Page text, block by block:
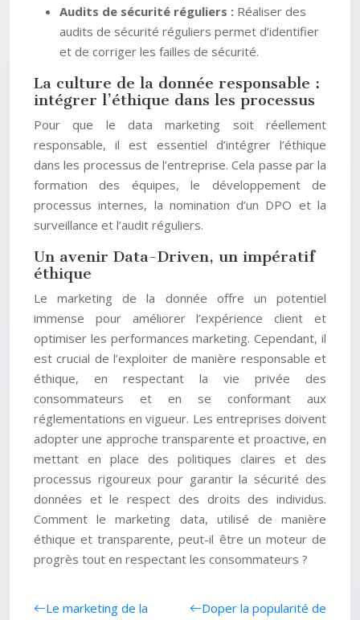
Audits de sécurité réguliers : Réaliser des
audits de sécurité réguliers permet d’identifier
et de corriger les failles de sécurité.
La culture de la donnée responsable :
intégrer l’éthique dans les processus
Pour que le data marketing soit réellement
responsable, il est essentiel d’intégrer l’éthique
dans les processus de l’entreprise. Cela passe par la
formation des équipes, le développement de
processus internes, la nomination d’un DPO et la
surveillance et l’audit réguliers.
Un avenir Data-Driven, un impératif
éthique
Le marketing de la donnée offre un potentiel
immense pour améliorer l’expérience client et
optimiser les performances marketing. Cependant, il
est crucial de l’exploiter de manière responsable et
éthique, en respectant la vie privée des
consommateurs et en se conformant aux
réglementations en vigueur. Les entreprises doivent
adopter une approche transparente et proactive, en
mettant en place des politiques claires et des
processus rigoureux pour garantir la sécurité des
données et le respect des droits des individus.
Comment le marketing data, utilisé de manière
éthique et transparente, peut-il être un moteur de
progrès tout en respectant les consommateurs ?
Le marketing de la Doper la popularité de